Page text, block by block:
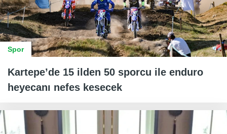
Spor
Kartepe’de 15 ilden 50 sporcu ile enduro
heyecanı nefes kesecek